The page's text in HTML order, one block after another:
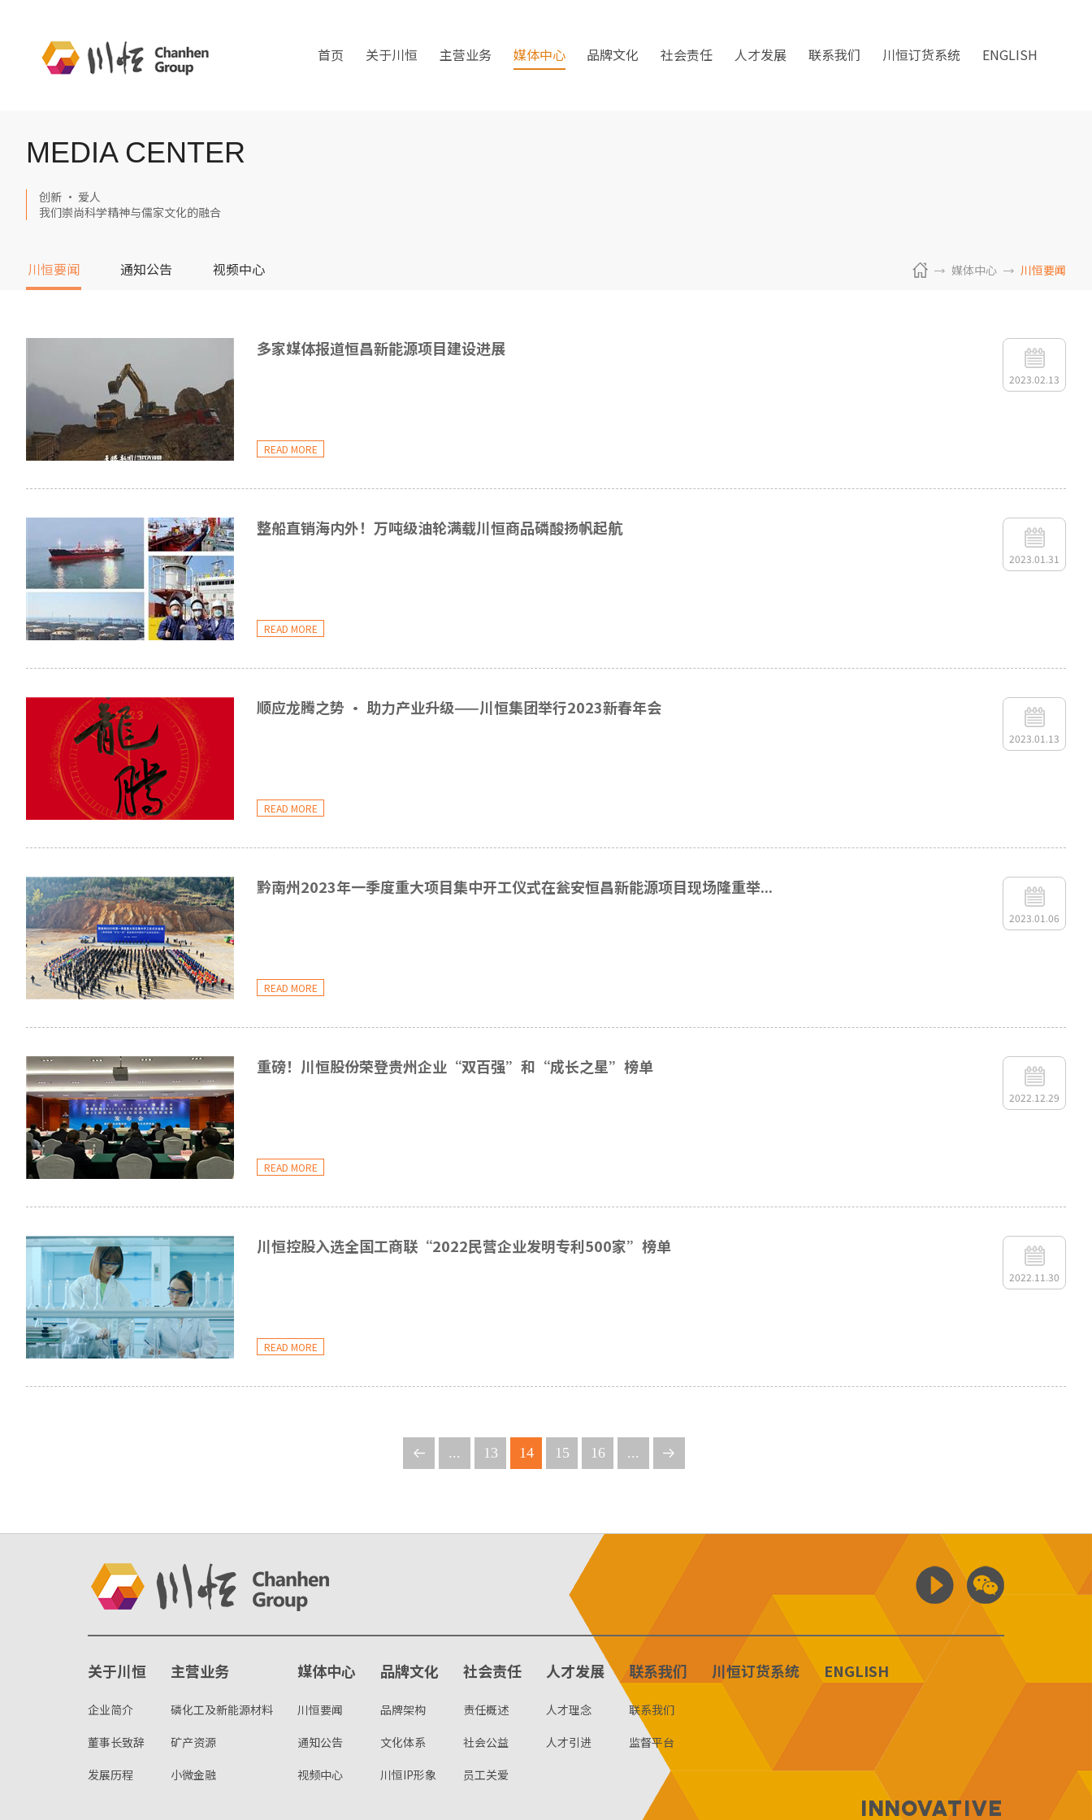
首页 关于川恒 主营业务 媒体中心 品牌文化 社会责任 人才发展 联系我们 川恒订货系统 ENGLISH
MEDIA CENTER
创新 · 爱人
我们崇尚科学精神与儒家文化的融合
川恒要闻 通知公告 视频中心 媒体中心 川恒要闻
多家媒体报道恒昌新能源项目建设进展
2023.02.13
READ MORE
整船直销海内外！万吨级油轮满载川恒商品磷酸扬帆起航
2023.01.31
READ MORE
顺应龙腾之势 · 助力产业升级——川恒集团举行2023新春年会
2023.01.13
READ MORE
黔南州2023年一季度重大项目集中开工仪式在瓮安恒昌新能源项目现场隆重举...
2023.01.06
READ MORE
重磅！川恒股份荣登贵州企业“双百强”和“成长之星”榜单
2022.12.29
READ MORE
川恒控股入选全国工商联“2022民营企业发明专利500家”榜单
2022.11.30
READ MORE
... 13 14 15 16 ...
关于川恒
企业简介
董事长致辞
发展历程
主营业务
磷化工及新能源材料
矿产资源
小微金融
媒体中心
川恒要闻
通知公告
视频中心
品牌文化
品牌架构
文化体系
川恒IP形象
社会责任
责任概述
社会公益
员工关爱
人才发展
人才理念
人才引进
联系我们
联系我们
监督平台
川恒订货系统 ENGLISH
Innovative